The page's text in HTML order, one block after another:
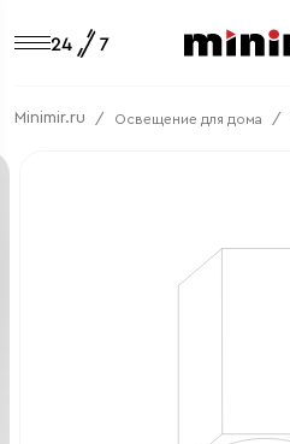
Minimir.ru Освещение для дома